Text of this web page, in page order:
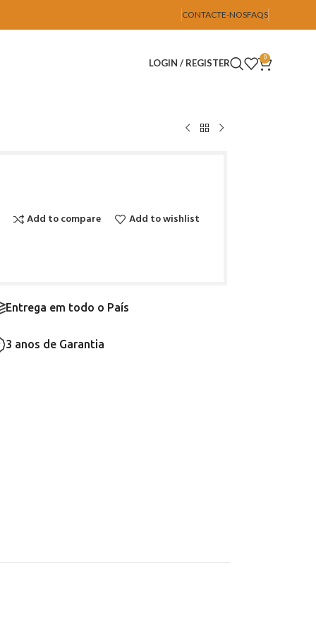
CONTACTE-NOSFAQS
LOGIN / REGISTER 0
Add to compare Add to wishlist
Entrega em todo o País
3 anos de Garantia